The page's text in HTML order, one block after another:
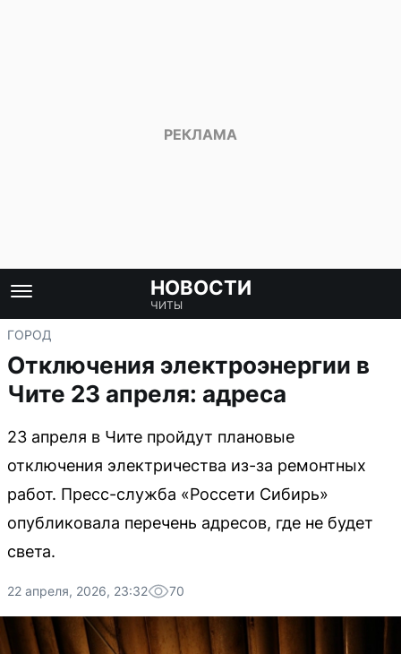
НОВОСТИ
ЧИТЫ
ГОРОД
Отключения электроэнергии в
Чите 23 апреля: адреса
23 апреля в Чите пройдут плановые
отключения электричества из-за ремонтных
работ. Пресс-служба «Россети Сибирь»
опубликовала перечень адресов, где не будет
света.
22 апреля, 2026, 23:32 70